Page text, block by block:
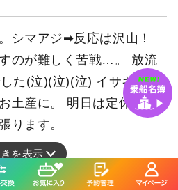
シマアジ➡反応は沢山！
のが難しく苦戦…。 放流
た(泣)(泣)(泣) イサキ➡ダ
土産に。 明日は定休日〜
ります。
を表示